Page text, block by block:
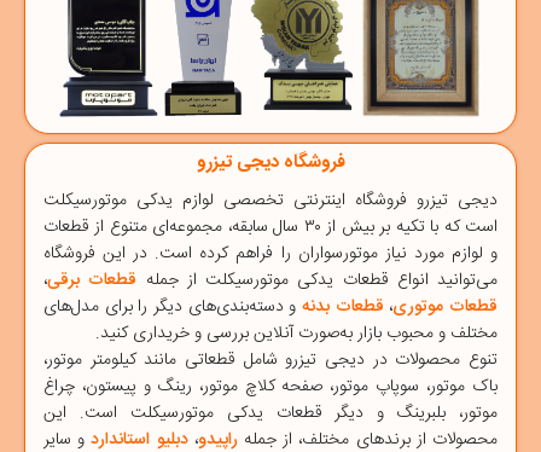
فروشگاه دیجی تیزرو
دیجی‌ تیزرو فروشگاه اینترنتی تخصصی لوازم یدکی موتورسیکلت
است که با تکیه بر بیش از ۳۰ سال سابقه، مجموعه‌ای متنوع از قطعات
و لوازم مورد نیاز موتورسواران را فراهم کرده است. در این فروشگاه
می‌توانید انواع قطعات یدکی موتورسیکلت از جمله قطعات برقی،
قطعات موتوری، قطعات بدنه و دسته‌بندی‌های دیگر را برای مدل‌های
مختلف و محبوب بازار به‌صورت آنلاین بررسی و خریداری کنید.
تنوع محصولات در دیجی ‌تیزرو شامل قطعاتی مانندکیلومتر موتور،
باک موتور، سوپاپ موتور، صفحه کلاچ موتور، رینگ و پیستون، چراغ
موتور، بلبرینگو دیگر قطعات یدکی موتورسیکلت است. این
محصولات از برندهای مختلف، از جملهراپیدو،دبلیو استانداردو سایر